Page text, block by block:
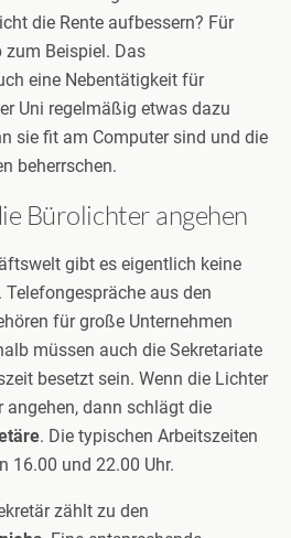
die Rente aufbessern? Für
zum Beispiel. Das
eine Nebentätigkeit für
Uni regelmäßig etwas dazu
sie fit am Computer sind und die
beherrschen.
Bürolichter angehen
gibt es eigentlich keine
aus den
für große Unternehmen
müssen auch die Sekretariate
besetzt sein. Wenn die Lichter
angehen, dann schlägt die
. Die typischen Arbeitszeiten
16.00 und 22.00 Uhr.
zählt zu den